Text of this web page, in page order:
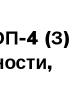
4 (З)